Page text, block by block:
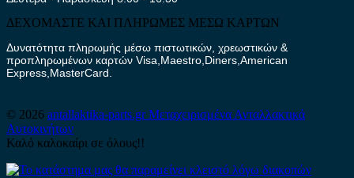
ΔΕΧΟΜΑΣΤΕ ΚΑΙ ΠΛΗΡΩΜΕΣ ΜΕΣΩ ΚΑΡΤΩΝ
Δυνατότητα πληρωμής μέσω πιστωτικών, χρεωστικών &
προπληρωμένων καρτών Visa,Maestro,Diners,American
Express,MasterCard.
© 2026 antallaktika-parts.grΜεταχειρισμένα Ανταλλακτικά
Αυτοκινήτων
Καλό καλοκαίρι σε όλους!!